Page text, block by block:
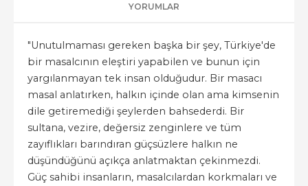
YORUMLAR
"Unutulmaması gereken başka bir şey, Türkiye'de
bir masalcının eleştiri yapabilen ve bunun için
yargılanmayan tek insan olduğudur. Bir masacı
masal anlatırken, halkın içinde olan ama kimsenin
dile getiremediği şeylerden bahsederdi. Bir
sultana, vezire, değersiz zenginlere ve tüm
zayıflıkları barındıran güçsüzlere halkın ne
düşündüğünü açıkça anlatmaktan çekinmezdi.
Güç sahibi insanların, masalcılardan korkmaları ve